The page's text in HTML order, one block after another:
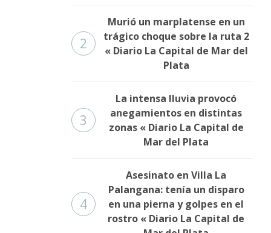
2
Murió un marplatense en un
trágico choque sobre la ruta 2
« Diario La Capital de Mar del
Plata
3
La intensa lluvia provocó
anegamientos en distintas
zonas « Diario La Capital de
Mar del Plata
4
Asesinato en Villa La
Palangana: tenía un disparo
en una pierna y golpes en el
rostro « Diario La Capital de